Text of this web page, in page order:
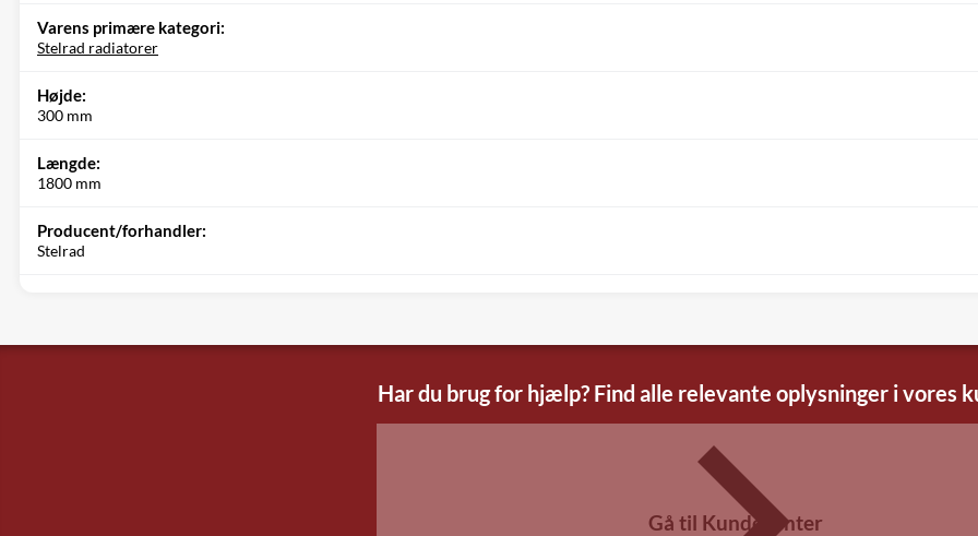
Varens primære kategori:
Stelrad radiatorer
Højde:
300 mm
Længde:
1800 mm
Producent/forhandler:
Stelrad
Har du brug for hjælp? Find alle relevante oplysninger i vores
Gå til Kundecenter